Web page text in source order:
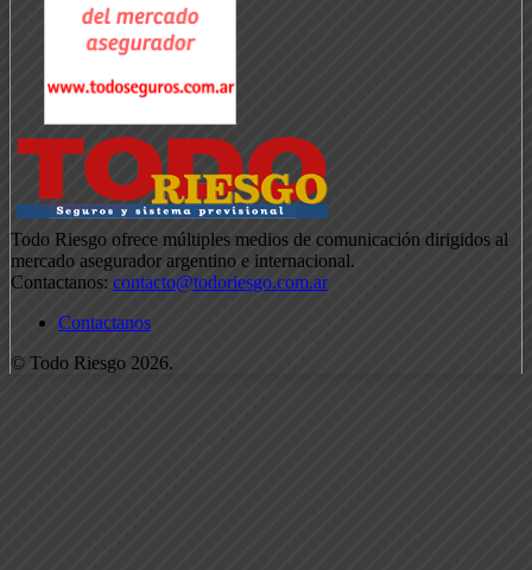
Todo Riesgo ofrece múltiples medios de comunicación dirigidos al
mercado asegurador argentino e internacional.
Contactanos: contacto@todoriesgo.com.ar
Contactanos
© Todo Riesgo 2026.